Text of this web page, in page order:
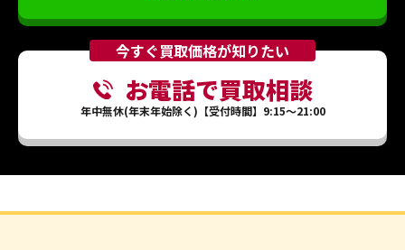
今すぐ買取価格が知りたい
お電話で買取相談
年中無休(年末年始除く)【受付時間】9:15～21:00